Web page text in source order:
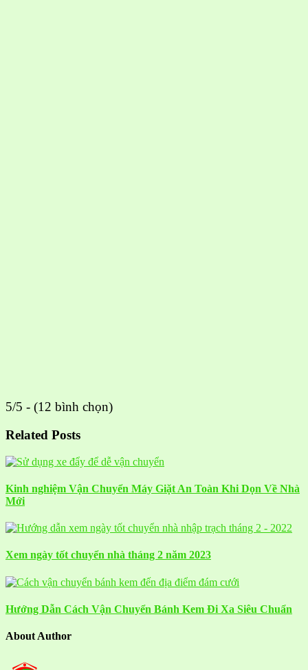
5/5 - (12 bình chọn)
Related Posts
Kinh nghiệm Vận Chuyển Máy Giặt An Toàn Khi Dọn Về Nhà
Mới
Xem ngày tốt chuyển nhà tháng 2 năm 2023
Hướng Dẫn Cách Vận Chuyển Bánh Kem Đi Xa Siêu Chuẩn
About Author